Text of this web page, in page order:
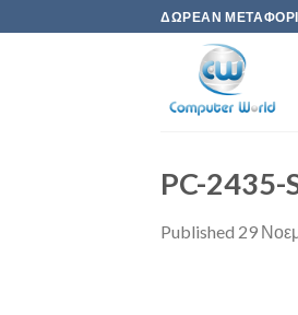
to
ΔΩΡΕΆΝ
PC-2435-
Published 29